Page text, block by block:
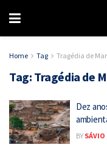
Home Tag Tragédia de
Tag: Tragédia de
Dez
BY SÁVIO